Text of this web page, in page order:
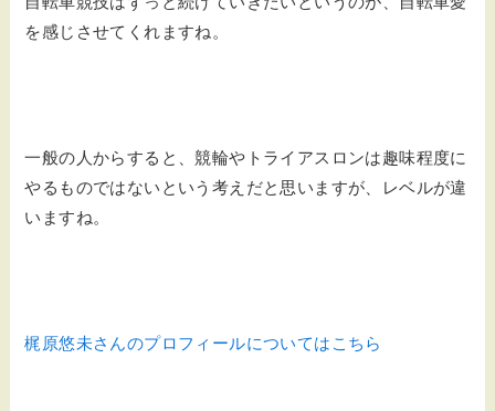
を感じさせてくれますね。
一般の人からすると、競輪やトライアスロンは趣味程度に
やるものではないという考えだと思いますが、レベルが違
いますね。
梶原悠未さんのプロフィールについてはこちら